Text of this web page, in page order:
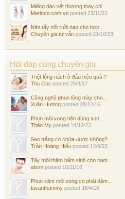
Miếng dán vết thương thay chỉ...
Merinco.com.vn posted 23/11/23
Nên tẩy nốt ruồi nào cho hợp...
Chuyên gia tư vấn posted 21/10/23
Hỏi đáp cùng chuyên gia
Triệt lông nách ở đâu hiệu quả ?
Thu Cúc posted 25/3/17
Công nghệ phun lông mày cho...
Xuân Hương posted 28/12/16
Phun môi xong nên dùng son...
Thảo My posted 14/12/23
Sẹo trắng có chữa được không?
Trần Hoàng Hiếu posted 13/9/23
Tẩy môi thâm bẩm sinh cho nam...
alovn posted 10/11/16
Phun xăm môi xong có phải dặm...
tuvanthammy posted 18/4/16